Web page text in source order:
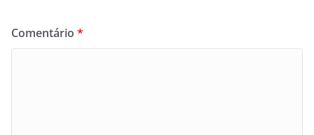
Comentário *